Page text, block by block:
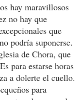
hay maravillosos
no hay que
que
podría suponerse.
de Chora, que
para estarse horas
a dolerte el cuello.
para